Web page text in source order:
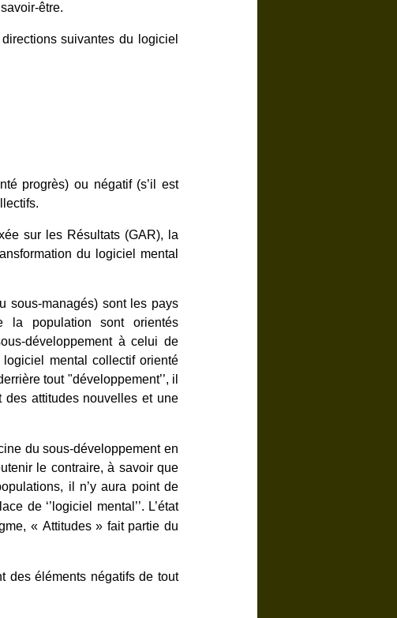
être.
suivantes du logiciel
progrès) ou négatif (s’il est
sur les Résultats (GAR), la
du logiciel mental
sous-managés) sont les pays
population sont orientés
développement à celui de
mental collectif orienté
tout "développement’’, il
attitudes nouvelles et une
du sous-développement en
le contraire, à savoir que
il n’y aura point de
de ‘’logiciel mental’’. L’état
« Attitudes » fait partie du
des éléments négatifs de tout